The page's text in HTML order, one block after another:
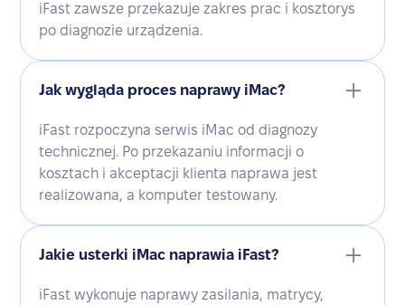
iFast zawsze przekazuje zakres prac i kosztorys
po diagnozie urządzenia.
Jak wygląda proces naprawy iMac?
iFast rozpoczyna serwis iMac od diagnozy
technicznej. Po przekazaniu informacji o
kosztach i akceptacji klienta naprawa jest
realizowana, a komputer testowany.
Jakie usterki iMac naprawia iFast?
iFast wykonuje naprawy zasilania, matrycy,